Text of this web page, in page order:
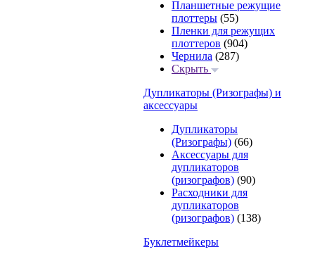
Планшетные режущие
плоттеры (55)
Пленки для режущих
плоттеров (904)
Чернила (287)
Скрыть
Дупликаторы (Ризографы) и
аксессуары
Дупликаторы
(Ризографы) (66)
Аксессуары для
дупликаторов
(ризографов) (90)
Расходники для
дупликаторов
(ризографов) (138)
Буклетмейкеры